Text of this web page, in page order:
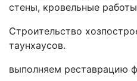
стены, кровельные
Строительство
таунхаусов.
выполняем реставрацию